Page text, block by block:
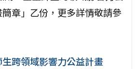
章」乙份，更多詳情敬請參
跨領域影響力公益計畫